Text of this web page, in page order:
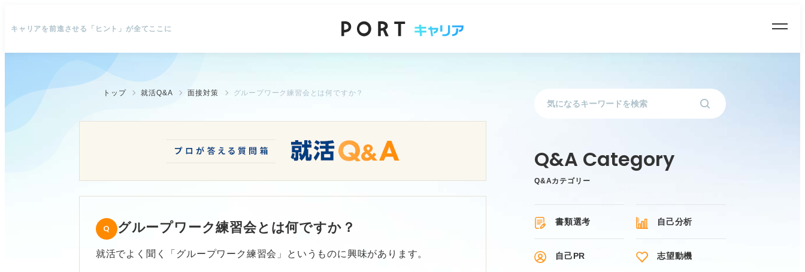
キャリアを前進させる「ヒント」が全てここに
トップ 就活Q&A 面接対策 グループワーク練習会とは何ですか？
グループワーク練習会とは何ですか？
就活でよく聞く「グループワーク練習会」というものに興味があります。
Q&Aカテゴリー
書類選考 自己分析
自己PR 志望動機